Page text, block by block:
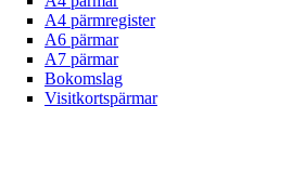
A4 pärmregister
A6 pärmar
A7 pärmar
Bokomslag
Visitkortspärmar